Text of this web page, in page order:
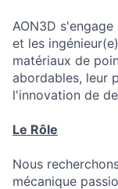
AON3D
et les
matériaux de
abordables, leur
l'innovation de
Le Rôle
Nous
mécanique